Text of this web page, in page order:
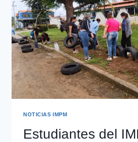
NOTICIAS IMPM
Estudiantes del